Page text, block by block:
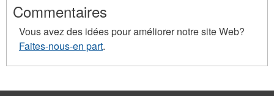
Commentaires
Vous avez des idées pour améliorer notre site Web?
Faites-nous-en part.